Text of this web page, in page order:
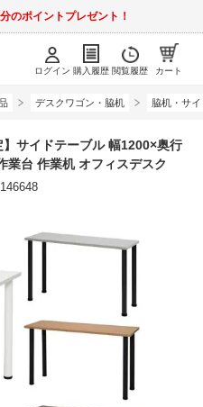
のポイントプレゼント！
ログイン 購入履歴 閲覧履歴 カート
デスクワゴン・脇机 脇机・サ
】サイドテーブル 幅1200×奥行
業台 作業机 オフィスデスク